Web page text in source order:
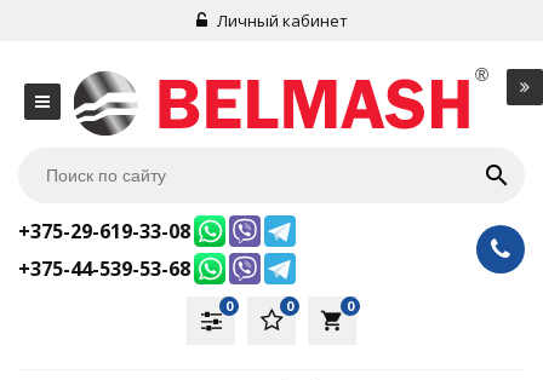
Личный кабинет
+375-29-619-33-08
+375-44-539-53-68
local_grocery_store
0
0
0